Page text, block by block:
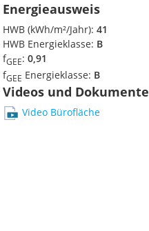
Energieausweis
HWB (kWh/m²/Jahr): 41
HWB Energieklasse: B
fGEE: 0,91
fGEE Energieklasse: B
Videos und Dokumente
Video Bürofläche